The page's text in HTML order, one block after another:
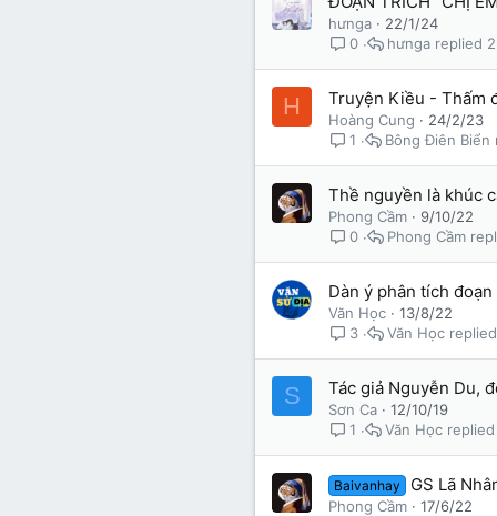
hưnga
22/1/24
0
hưnga
H Truyện Kiều - Thấm
Hoàng Cung
24/2/23
1
Bông Điên Biển
Thề nguyền là khúc
Phong Cầm
9/10/22
0
Phong Cầm
Dàn ý phân tích
Văn Học
13/8/22
3
Văn Học
S Tác giả Nguyễn Du,
Sơn Ca
12/10/19
1
Văn Học
Baivanhay GS Lã
Phong Cầm
17/6/22